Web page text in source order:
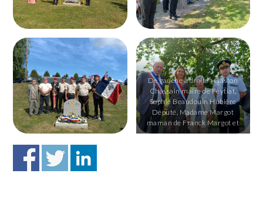
De gauche à droite : Gaston
Chassain maire de Feytiat,
Sophie Beaudouin Hubière
Député, Madame Margot
maman de Franck Margot et